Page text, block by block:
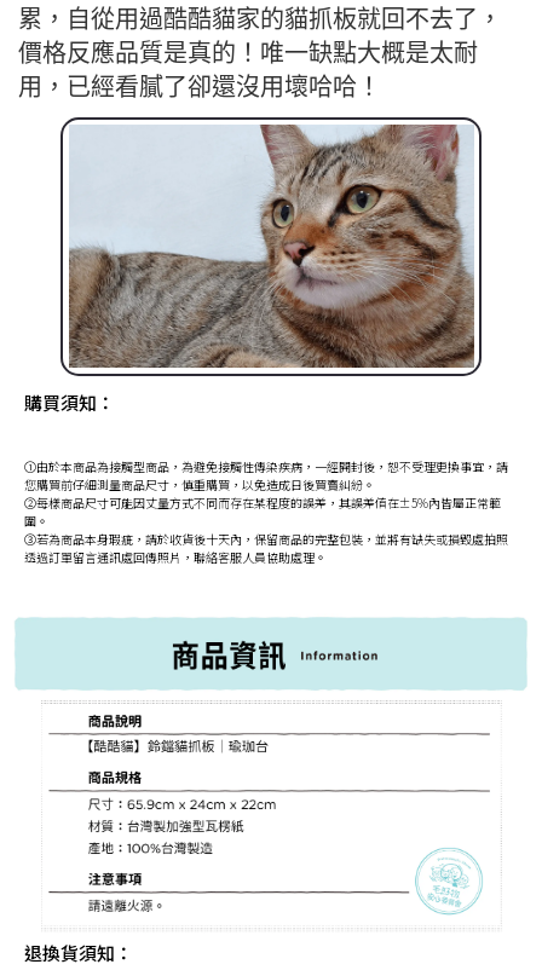
累，自從用過酷酷貓家的貓抓板就回不去了，
價格反應品質是真的！唯一缺點大概是太耐
用，已經看膩了卻還沒用壞哈哈！
購買須知：
①由於本商品為接觸型商品，為避免接觸性傳染疾病，一經開封後，恕不受理更換事宜，請
您購買前仔細測量商品尺寸，慎重購買，以免造成日後買賣糾紛。
②每樣商品尺寸可能因丈量方式不同而存在某程度的誤差，其誤差值在±5%內皆屬正常範
圍。
③若為商品本身瑕疵，請於收貨後十天內，保留商品的完整包裝，並將有缺失或損毀處拍照
透過訂單留言通訊處回傳照片，聯絡客服人員協助處理。
退換貨須知：